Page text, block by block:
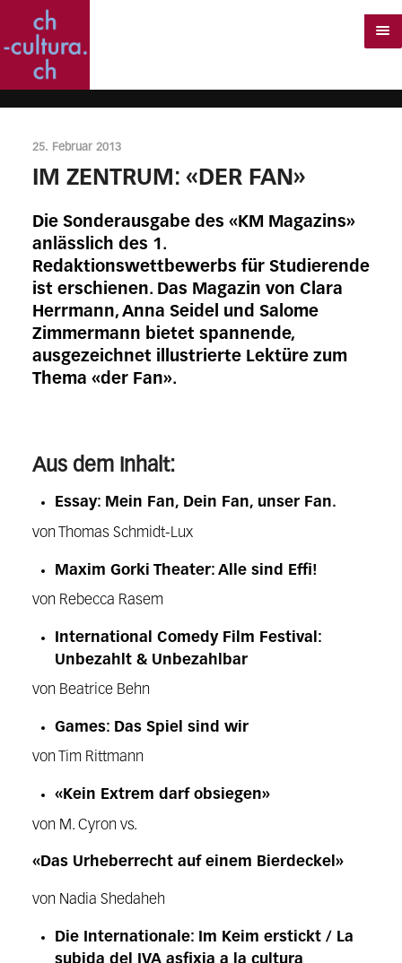
25. Februar 2013
IM ZENTRUM: «DER FAN»
Die Sonderausgabe des «KM Magazins»
anlässlich des 1.
Redaktionswettbewerbs für Studierende
ist erschienen. Das Magazin von Clara
Herrmann, Anna Seidel und Salome
Zimmermann bietet spannende,
ausgezeichnet illustrierte Lektüre zum
Thema «der Fan».
Aus dem Inhalt:
Essay: Mein Fan, Dein Fan, unser Fan.
von Thomas Schmidt-Lux
Maxim Gorki Theater: Alle sind Effi!
von Rebecca Rasem
International Comedy Film Festival:
Unbezahlt & Unbezahlbar
von Beatrice Behn
Games: Das Spiel sind wir
von Tim Rittmann
«Kein Extrem darf obsiegen»
von M. Cyron vs.
«Das Urheberrecht auf einem Bierdeckel»
von Nadia Shedaheh
Die Internationale: Im Keim erstickt / La
subida del IVA asfixia a la cultura